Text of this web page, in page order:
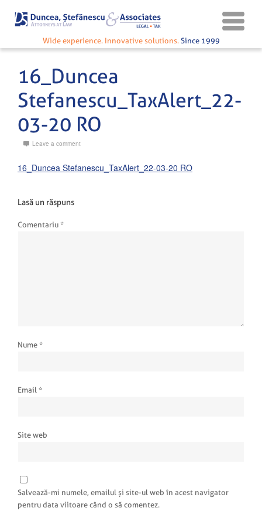
Wide experience. Innovative solutions. Since 1999
16_Duncea
Stefanescu_TaxAlert_22-
03-20 RO
Leave a comment
16_Duncea Stefanescu_TaxAlert_22-03-20 RO
Lasă un răspuns
Comentariu *
Nume *
Email *
Site web
Salvează-mi numele, emailul și site-ul web în acest navigator
pentru data viitoare când o să comentez.